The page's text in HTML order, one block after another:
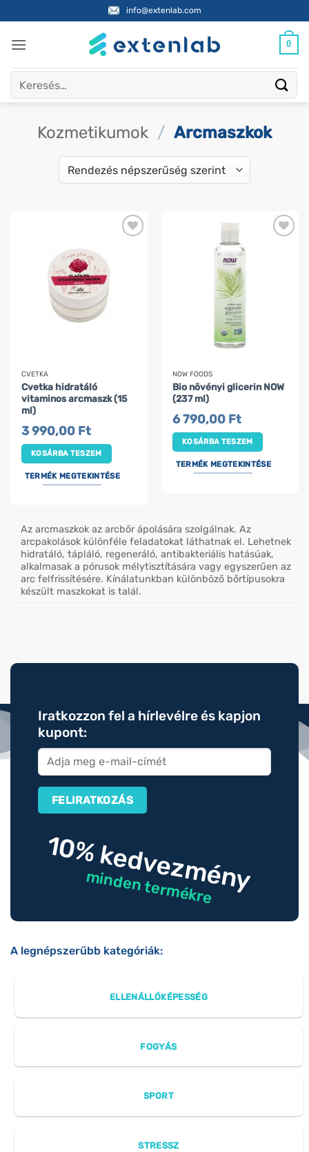
to
content
info@extenlab.com
0
a
Kozmetikumok / Arcmaszkok
CVETKA
Cvetka hidratáló
vitaminos arcmaszk (15
ml)
3 990,00 Ft
KOSÁRBA TESZEM
TERMÉK MEGTEKINTÉSE
NOW FOODS
Bio növényi glicerin NOW
(237 ml)
6 790,00 Ft
KOSÁRBA TESZEM
TERMÉK MEGTEKINTÉSE
Az arcmaszkok az arcbőr ápolására szolgálnak. Az
arcpakolások különféle feladatokat láthatnak el. Lehetnek
hidratáló, tápláló, regeneráló, antibakteriális hatásúak,
alkalmasak a pórusok mélytisztítására vagy egyszerűen az
arc felfrissítésére. Kínálatunkban különböző bőrtípusokra
készült maszkokat is talál.
Iratkozzon fel a hírlevélre és kapjon
kupont:
10% kedvezmény
minden termékre
A legnépszerűbb kategóriák:
ELLENÁLLÓKÉPESSÉG
FOGYÁS
SPORT
STRESSZ